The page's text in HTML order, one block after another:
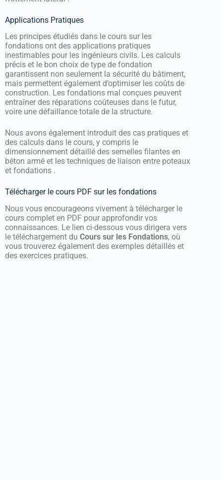
Applications Pratiques
Les principes étudiés dans le cours sur les
fondations ont des applications pratiques
inestimables pour les ingénieurs civils. Les calculs
précis et le bon choix de type de fondation
garantissent non seulement la sécurité du bâtiment,
mais permettent également d’optimiser les coûts de
construction. Les fondations mal conçues peuvent
entraîner des réparations coûteuses dans le futur,
voire une défaillance totale de la structure.
Nous avons également introduit des cas pratiques et
des calculs dans le cours, y compris le
dimensionnement détaillé des semelles filantes en
béton armé et les techniques de liaison entre poteaux
et fondations .
Télécharger le cours PDF sur les fondations
Nous vous encourageons vivement à télécharger le
cours complet en PDF pour approfondir vos
connaissances. Le lien ci-dessous vous dirigera vers
le téléchargement du Cours sur les Fondations, où
vous trouverez également des exemples détaillés et
des exercices pratiques.